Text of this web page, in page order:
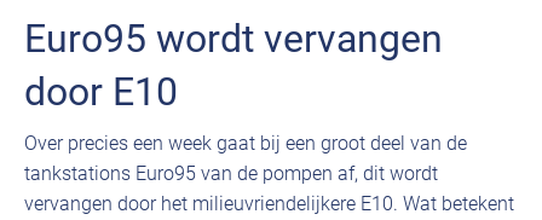
Euro95 wordt vervangen
door E10
Over precies een week gaat bij een groot deel van de
tankstations Euro95 van de pompen af, dit wordt
vervangen door het milieuvriendelijkere E10. Wat betekent